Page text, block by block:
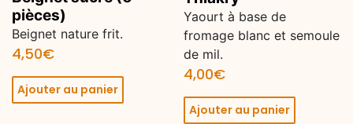
pièces)
Beignet nature frit.
4,50€
Ajouter au panier
Yaourt à base de
fromage blanc et semoule
de mil.
4,00€
Ajouter au panier